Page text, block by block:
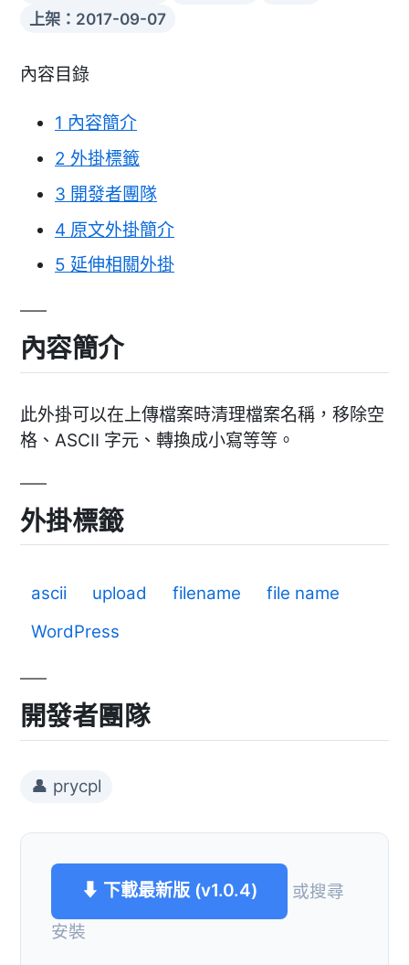
上架：2017-09-07
內容目錄
1 內容簡介
2 外掛標籤
3 開發者團隊
4 原文外掛簡介
5 延伸相關外掛
內容簡介
此外掛可以在上傳檔案時清理檔案名稱，移除空
格、ASCII 字元、轉換成小寫等等。
外掛標籤
ascii upload filename
file name
WordPress
開發者團隊
👤 prycpl
⬇ 下載最新版 (v1.0.4)
或搜尋
安裝